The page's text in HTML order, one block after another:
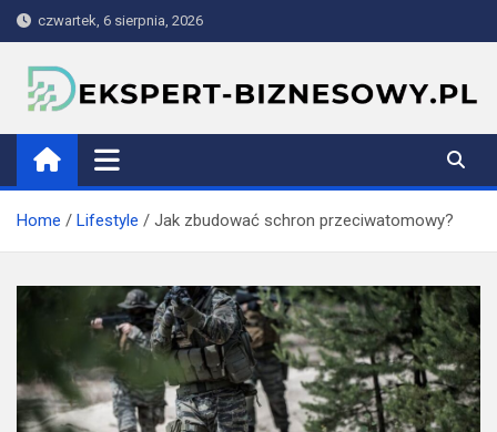
Skip
to
content
czwartek, 6 sierpnia, 2026
ekspert-biznesowy.pl
Home Lifestyle Jak zbudować schron przeciwatomowy?